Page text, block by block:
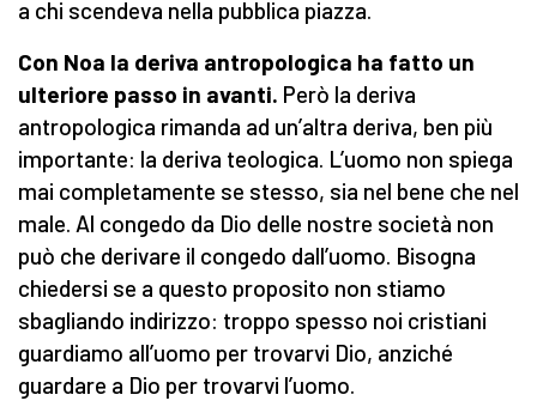
a chi scendeva nella pubblica piazza.
Con Noa la deriva antropologica ha fatto un
ulteriore passo in avanti. Però la deriva
antropologica rimanda ad un’altra deriva, ben più
importante: la deriva teologica. L’uomo non spiega
mai completamente se stesso, sia nel bene che nel
male. Al congedo da Dio delle nostre società non
può che derivare il congedo dall’uomo. Bisogna
chiedersi se a questo proposito non stiamo
sbagliando indirizzo: troppo spesso noi cristiani
guardiamo all’uomo per trovarvi Dio, anziché
guardare a Dio per trovarvi l’uomo.